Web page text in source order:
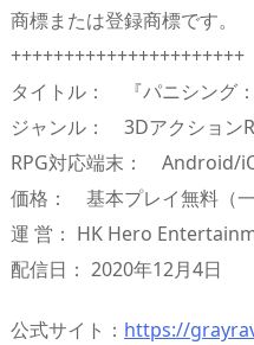
商標または登録商標です。
++++++++++++++++++++++
タイトル： 『パニシング：
ジャンル： 3Dアクション
RPG対応端末： Android/
価格： 基本プレイ無料（一
運 営： HK Hero
配信日： 2020年12月4日
公式サイト： https://